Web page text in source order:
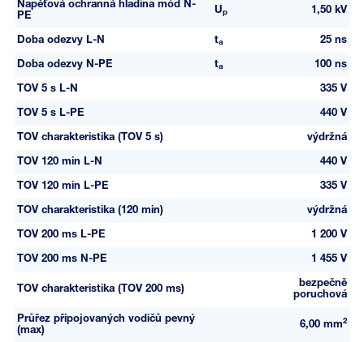
Napěťová ochranná hladina mód N-
PE
Up 1,50 kV
Doba odezvy L-N ta 25 ns
Doba odezvy N-PE ta 100 ns
TOV 5 s L-N 335 V
TOV 5 s L-PE 440 V
TOV charakteristika (TOV 5 s) výdržná
TOV 120 min L-N 440 V
TOV 120 min L-PE 335 V
TOV charakteristika (120 min) výdržná
TOV 200 ms L-PE 1 200 V
TOV 200 ms N-PE 1 455 V
TOV charakteristika (TOV 200 ms)
bezpečně
poruchová
Průřez připojovaných vodičů pevný
(max)
6,00 mm2